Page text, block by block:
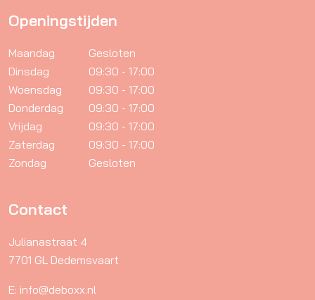
Openingstijden
Maandag
Gesloten
Dinsdag
09:30 - 17:00
Woensdag
09:30 - 17:00
Donderdag
09:30 - 17:00
Vrijdag
09:30 - 17:00
Zaterdag
09:30 - 17:00
Zondag
Gesloten
Contact
Julianastraat 4
7701 GL Dedemsvaart
E: info@deboxx.nl